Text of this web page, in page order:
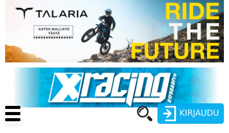
pääsisältöön
Main
navigation